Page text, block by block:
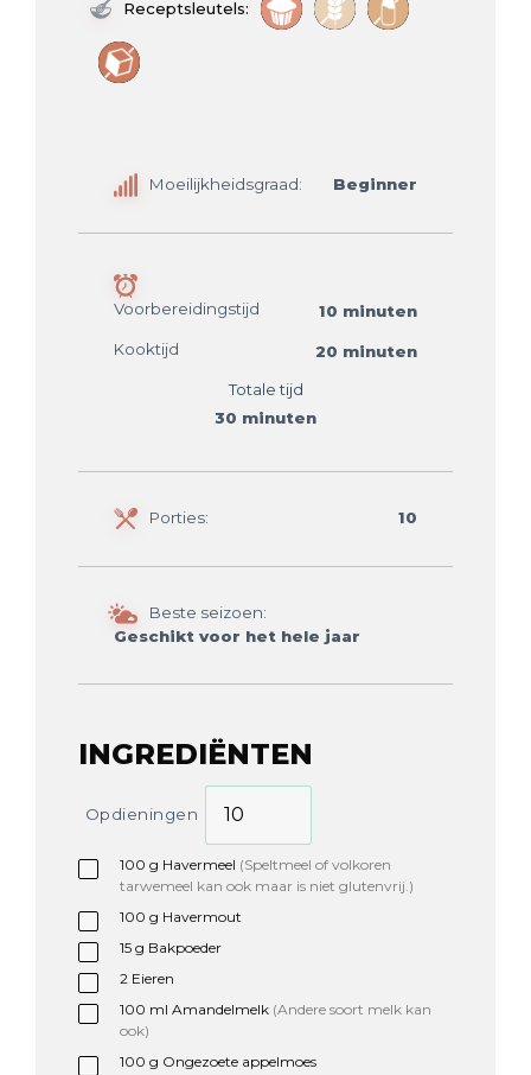
Receptsleutels:
Moeilijkheidsgraad: Beginner
Voorbereidingstijd
10 minuten
Kooktijd
20 minuten
Totale tijd
30 minuten
Porties: 10
Beste seizoen:
Geschikt voor het hele jaar
INGREDIËNTEN
Opdieningen
100 g Havermeel (Speltmeel of volkoren
tarwemeel kan ook maar is niet glutenvrij.)
100 g Havermout
15 g Bakpoeder
2 Eieren
100 ml Amandelmelk (Andere soort melk kan
ook)
100 g Ongezoete appelmoes